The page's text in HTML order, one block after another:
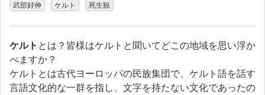
武部好伸 ケルト 死生観
ケルト とは？皆様はケルトと聞いてどこの地域を思い浮か
べますか？
ケルトとは古代ヨーロッパの民族集団で、ケルト語を話す
言語文化的な一群を指し、文字を持たない文化であったの